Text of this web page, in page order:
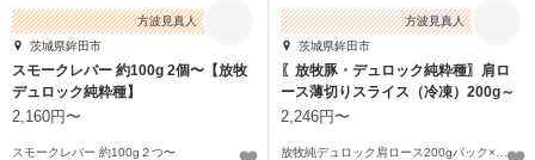
方波見真人
茨城県鉾田市
スモークレバー 約100g 2個〜【放牧
デュロック純粋種】
2,160円〜
スモークレバー 約100g２つ〜
方波見真人
茨城県鉾田市
〖放牧豚・デュロック純粋種〗肩ロ
ース薄切りスライス（冷凍）200g～
2,246円〜
放牧純デュロック肩ロース200gパック×２〜